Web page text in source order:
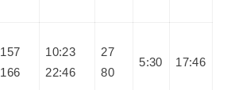
157
166
10:23
22:46
27
80
5:30 17:46